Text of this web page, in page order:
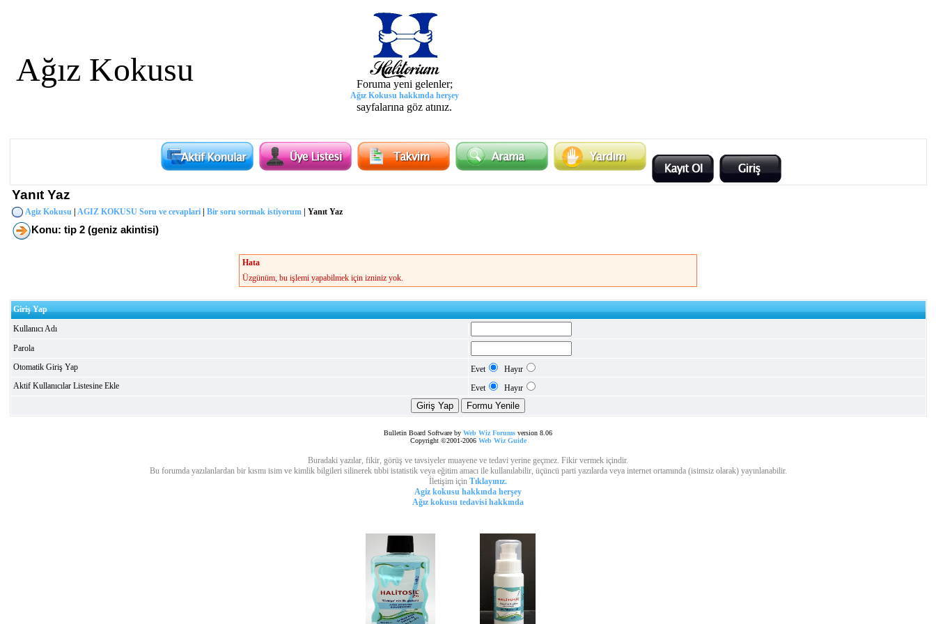
Ağız Kokusu Foruma yeni gelenler;
Ağız Kokusu hakkında herşey
sayfalarına göz atınız.
Yanıt Yaz
Agiz Kokusu| AGIZ KOKUSU Soru ve cevaplari| Bir soru sormak istiyorum| Yanıt Yaz
Konu: tip 2 (geniz akintisi)
Hata
Üzgünüm, bu işlemi yapabilmek için izniniz yok.
Giriş Yap
Kullanıcı Adı
Parola
Otomatik Giriş Yap
Evet
Hayır
Aktif Kullanıcılar Listesine Ekle
Evet Hayır
Bulletin Board Software by Web Wiz Forums version 8.06
Copyright ©2001-2006 Web Wiz Guide
Buradaki yazılar, fikir, görüş ve tavsiyeler muayene ve tedavi yerine geçmez. Fikir vermek içindir.
Bu forumda yazılanlardan bir kısmı isim ve kimlik bilgileri silinerek tıbbi istatistik veya eğitim amacı ile kullanılabilir, üçüncü parti yazılarda veya internet ortamında (isimsiz olarak) yayınlanabilir.
İletişim için Tıklayınız.
Agiz kokusu hakkında herşey
Ağız kokusu tedavisi hakkında